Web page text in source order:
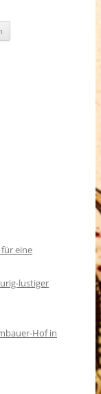
eine
lustiger
Hof in